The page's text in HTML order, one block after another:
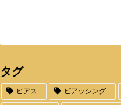
タグ
ピアス ピアッシング